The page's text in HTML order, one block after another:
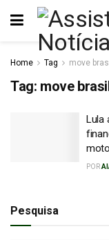
Home Tag move
Tag: move
Lula
POR
Pesquisa